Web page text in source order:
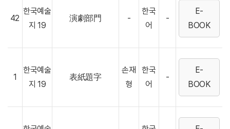
42
한국예술
지 19
演劇部門 -
한국
어
-
E-
BOOK
1
한국예술
지 19
表紙題字
손재
형
한국
어
-
E-
BOOK